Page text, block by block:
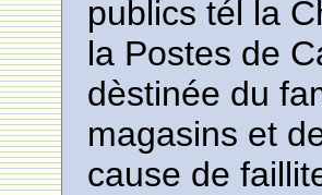
publics tél la
la Postes de
dèstinée du
magasins et
cause de